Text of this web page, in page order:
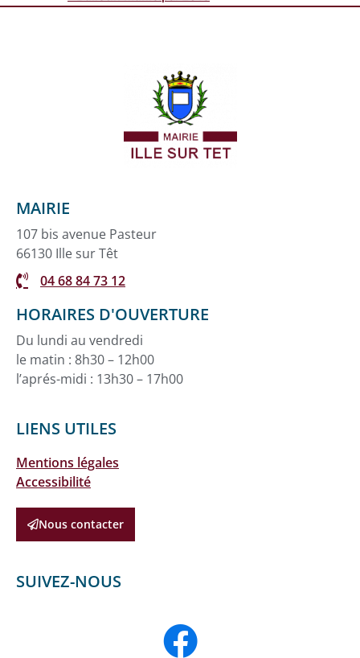
MAIRIE
107 bis avenue Pasteur
66130 Ille sur Têt
04 68 84 73 12
HORAIRES D'OUVERTURE
Du lundi au vendredi
le matin : 8h30 – 12h00
l’aprés-midi : 13h30 – 17h00
LIENS UTILES
Mentions légales
Accessibilité
Nous contacter
SUIVEZ-NOUS
F